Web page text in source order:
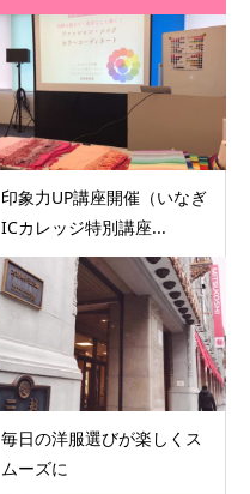
印象力UP講座開催（いなぎ
ICカレッジ特別講座...
毎日の洋服選びが楽しくス
ムーズに